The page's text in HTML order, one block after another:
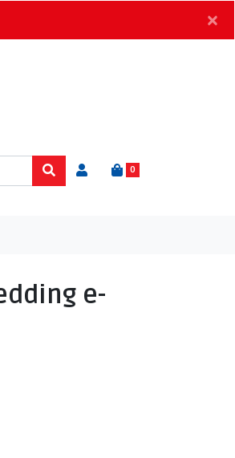
×
0
e-